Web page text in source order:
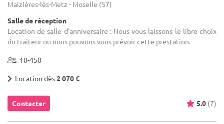
Maizières-lès-Metz - Moselle (57)
Salle de réception
Location de salle d'anniversaire : Nous vous laissons le libre choix
du traiteur ou nous pouvons vous prévoir cette prestation.
10-450
Location dès2 070 €
Contacter 5.0 (7)